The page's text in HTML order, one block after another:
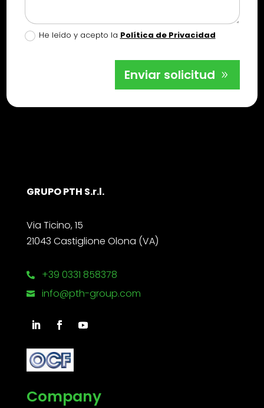
He leído y acepto la Política de Privacidad
Enviar solicitud
GRUPO PTH S.r.l.
Via Ticino, 15
21043 Castiglione Olona (VA)
 +39 0331 858378
 info@pth-group.com
Company